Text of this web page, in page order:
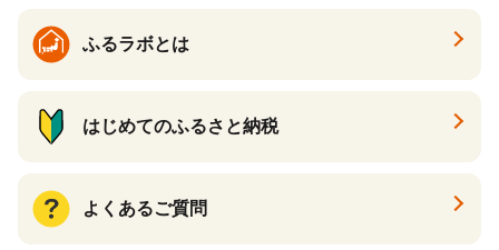
ふるラボとは
はじめてのふるさと納税
よくあるご質問